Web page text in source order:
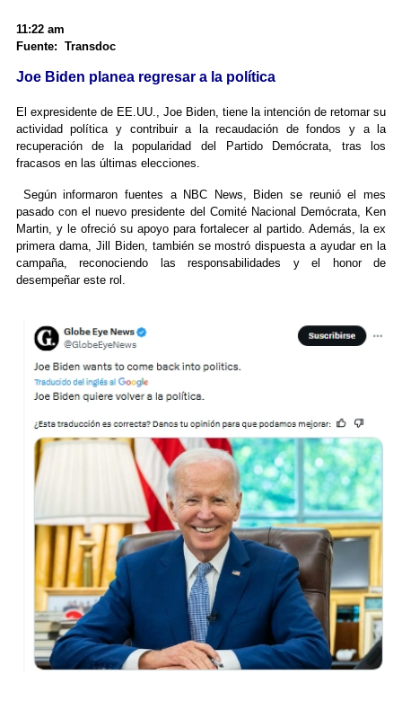
11:22 am
Fuente: Transdoc
Joe Biden planea regresar a la política
El expresidente de EE.UU., Joe Biden, tiene la intención de retomar su
actividad política y contribuir a la recaudación de fondos y a la
recuperación de la popularidad del Partido Demócrata, tras los
fracasos en las últimas elecciones.
Según informaron fuentes a NBC News, Biden se reunió el mes
pasado con el nuevo presidente del Comité Nacional Demócrata, Ken
Martin, y le ofreció su apoyo para fortalecer al partido. Además, la ex
primera dama, Jill Biden, también se mostró dispuesta a ayudar en la
campaña, reconociendo las responsabilidades y el honor de
desempeñar este rol.